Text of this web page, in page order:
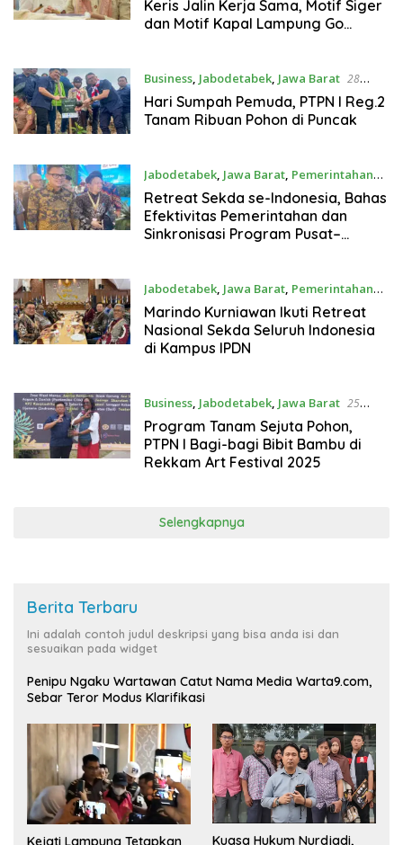
Keris Jalin Kerja Sama, Motif Siger
dan Motif Kapal Lampung Go
Business, Jabodetabek, Jawa Barat 28
Oktober 2025
Hari Sumpah Pemuda, PTPN I Reg.2
Tanam Ribuan Pohon di Puncak
Jabodetabek, Jawa Barat, Pemerintahan
27 Oktober 2025
Retreat Sekda se-Indonesia, Bahas
Efektivitas Pemerintahan dan
Sinkronisasi Program Pusat–
Jabodetabek, Jawa Barat, Pemerintahan
27 Oktober 2025
Marindo Kurniawan Ikuti Retreat
Nasional Sekda Seluruh Indonesia
di Kampus IPDN
Business, Jabodetabek, Jawa Barat 25
Oktober 2025
Program Tanam Sejuta Pohon,
PTPN I Bagi-bagi Bibit Bambu di
Rekkam Art Festival 2025
Selengkapnya
Berita Terbaru
Ini adalah contoh judul deskripsi yang bisa anda isi dan
sesuaikan pada widget
Penipu Ngaku Wartawan Catut Nama Media Warta9.com,
Sebar Teror Modus Klarifikasi
Kejati Lampung Tetapkan Kuasa Hukum Nurdjadi,